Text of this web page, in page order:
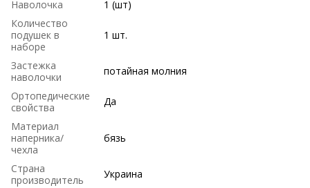
Наволочка
1 (шт)
Количество
подушек в
наборе
1 шт.
Застежка
наволочки
потайная молния
Ортопедические
свойства
Да
Материал
наперника/
чехла
бязь
Страна
производитель
Украина